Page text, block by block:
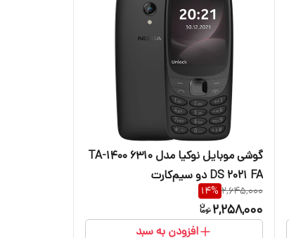
گوشی موبایل نوکیا مدل 6310 TA-1400
DS 2021 FA دو سیم‌کارت
2,645,000
14%
2,258,000
افزودن به سبد